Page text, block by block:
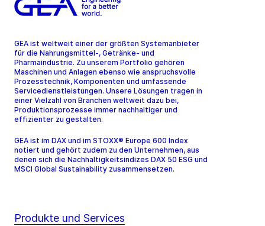
GEA ist weltweit einer der größten Systemanbieter
für die Nahrungsmittel-, Getränke- und
Pharmaindustrie. Zu unserem Portfolio gehören
Maschinen und Anlagen ebenso wie anspruchsvolle
Prozesstechnik, Komponenten und umfassende
Servicedienstleistungen. Unsere Lösungen tragen in
einer Vielzahl von Branchen weltweit dazu bei,
Produktionsprozesse immer nachhaltiger und
effizienter zu gestalten.
GEA ist im DAX und im STOXX® Europe 600 Index
notiert und gehört zudem zu den Unternehmen, aus
denen sich die Nachhaltigkeitsindizes DAX 50 ESG und
MSCI Global Sustainability zusammensetzen.
Produkte und Services